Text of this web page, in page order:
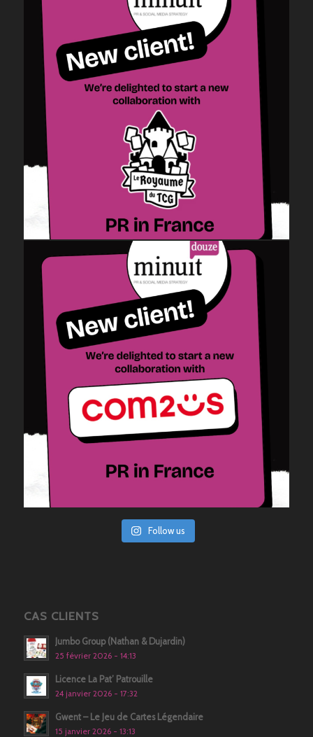
Follow us
CAS CLIENTS
Jumbo Group (Nathan & Dujardin)
25 février 2026 - 14:13
Licence La Pat’ Patrouille
24 janvier 2026 - 17:32
Gwent – Le Jeu de Cartes Légendaire
15 janvier 2026 - 13:13